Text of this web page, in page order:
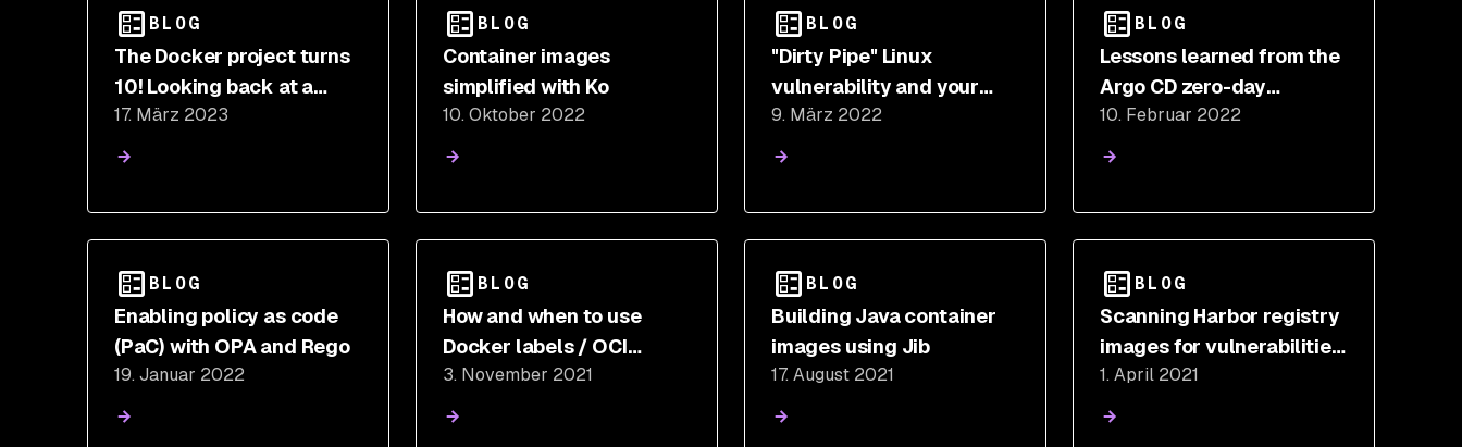
BLOG
The Docker project turns
10! Looking back at a
decade of containers
17. März 2023
BLOG
Container images
simplified with Ko
10. Oktober 2022
BLOG
"Dirty Pipe" Linux
vulnerability and your
containerized
applications (CVE-2022-
9. März 2022
BLOG
Lessons learned from the
Argo CD zero-day
vulnerability (CVE-2022-
24348)
10. Februar 2022
BLOG
Enabling policy as code
(PaC) with OPA and Rego
19. Januar 2022
BLOG
How and when to use
Docker labels / OCI
container annotations
3. November 2021
BLOG
Building Java container
images using Jib
17. August 2021
BLOG
Scanning Harbor registry
images for vulnerabilities
with Snyk
1. April 2021